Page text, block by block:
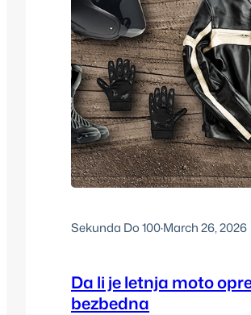
Sekunda Do 100·March 26, 2026
Da li je letnja moto
bezbedna